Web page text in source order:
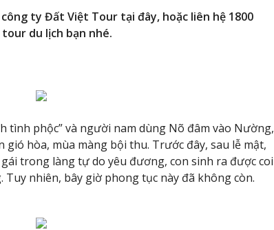
ty Đất Việt Tour tại đây, hoặc liên hệ 1800
du lịch bạn nhé.
phộc” và người nam dùng Nõ đâm vào Nường,
hòa, mùa màng bội thu. Trước đây, sau lễ mật,
trong làng tự do yêu đương, con sinh ra được coi
Tuy nhiên, bây giờ phong tục này đã không còn.